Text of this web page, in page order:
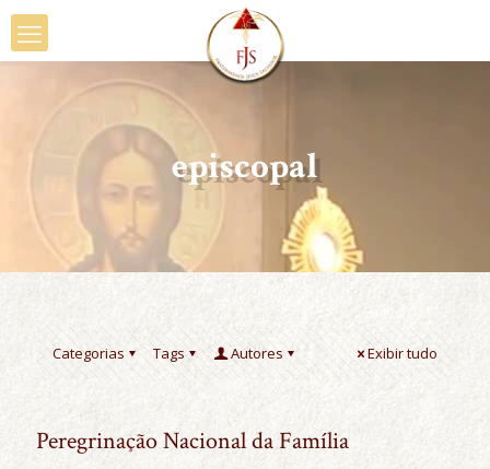
episcopal
Categorias Tags Autores Exibir tudo
Peregrinação Nacional da Família